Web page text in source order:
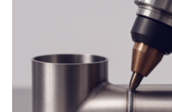
Teile als eine Einheit verpacken. Die
der Benutzer vorgeben und erhält
über die Positionierung der
Automatisierungsschnittstelle dient
besser in spezifische
einzubinden. Sankt Augustin – Zur
vom 23. bis 25. September in